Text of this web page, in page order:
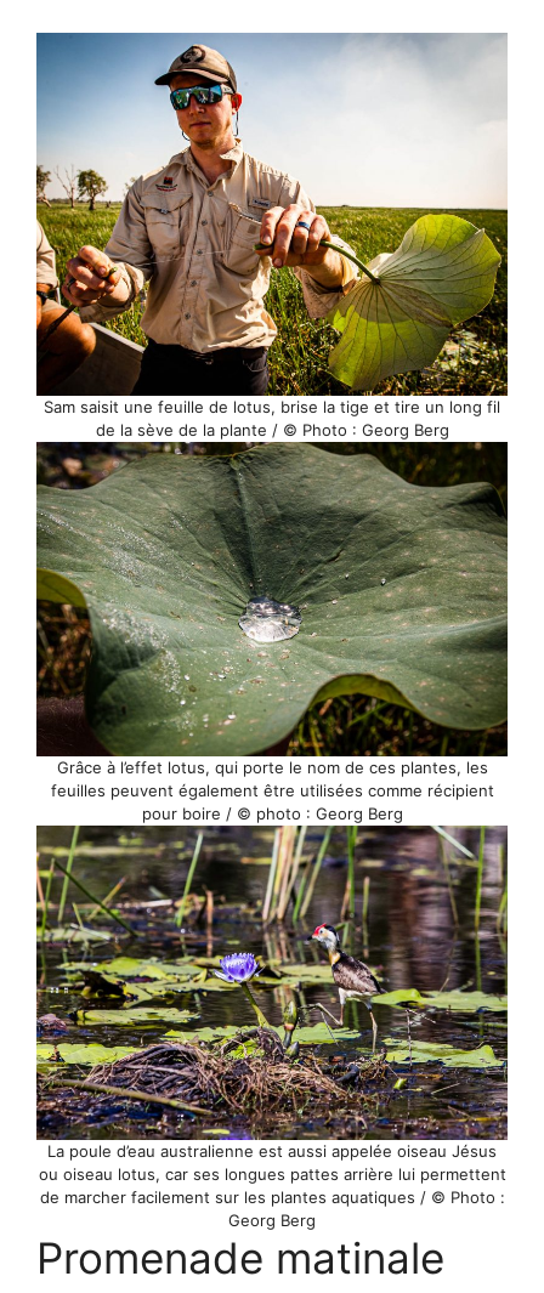
Sam saisit une feuille de lotus, brise la tige et tire un long fil
de la sève de la plante / © Photo : Georg Berg
Grâce à l’effet lotus, qui porte le nom de ces plantes, les
feuilles peuvent également être utilisées comme récipient
pour boire / © photo : Georg Berg
La poule d’eau australienne est aussi appelée oiseau Jésus
ou oiseau lotus, car ses longues pattes arrière lui permettent
de marcher facilement sur les plantes aquatiques / © Photo :
Georg Berg
Promenade matinale